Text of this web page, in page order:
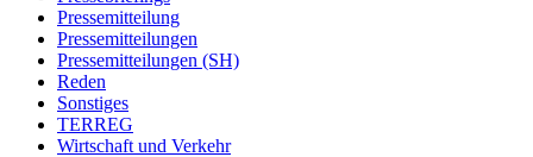
Pressemitteilung
Pressemitteilungen
Pressemitteilungen (SH)
Reden
Sonstiges
TERREG
Wirtschaft und Verkehr